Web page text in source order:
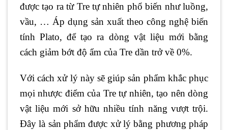
được tạo ra từ Tre tự nhiên phổ biến như luồng,
vầu, … Áp dụng sản xuất theo công nghệ biến
tính Plato, để tạo ra dòng vật liệu mới bằng
cách giảm bớt độ ẩm của Tre dần trở về 0%.
Với cách xử lý này sẽ giúp sản phẩm khắc phục
mọi nhược điểm của Tre tự nhiên, tạo nên dòng
vật liệu mới sở hữu nhiều tính năng vượt trội.
Đây là sản phẩm được xử lý bằng phương pháp